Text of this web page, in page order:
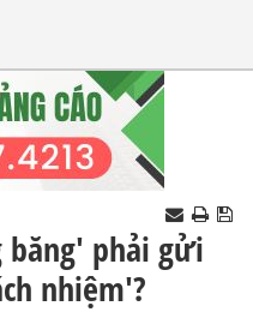
phải gửi
nhiệm'?